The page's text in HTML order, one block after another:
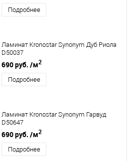
Подробнее
Ламинат Kronostar Synonym Дуб Риола
D50037
690 руб. /м2
Подробнее
Ламинат Kronostar Synonym Гарвуд
D50647
690 руб. /м2
Подробнее